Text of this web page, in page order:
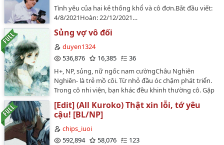
thật thế nào không ai ngờ đến.*Mắt thấy mới là thật,
tai nghe là giả*Truyện sạch 100%*Đã FULL…
Tình yêu của hai kẻ thống khổ và cô đơn.Bắt đầu viết:
4/8/2021Hoàn: 22/12/2021…
Sủng vợ vô đối
duyen1324
536,876
16,385
36
H+, NP, sủng, nữ ngốc nam cườngChâu Nghiên
Nghiên- là trẻ mồ côi. Từ nhỏ đầu óc chậm phát triển.
Trong cô nhi viện, bạn khác đều khinh thường cô. Gặp
bọn hắn cô lại được cưng chiều vô hạnHàn Thương
Lục- Hàn Thương Thần- Hàn Thương Lãnh: bọn họ là
anh em sinh ba. Nắm trong tay dây kinh tế thế giới.
Bọn hắn nói một không ai dám nói hai. Lãnh đạo đất
nước cũng phải nể rất nhiều.Bọn hắn gặp cô mắt lạnh
[Edit] (All Kuroko) Thật xin lỗi, tớ yêu
cậu! [BL/NP]
chips_iuoi
592,894
58,076
123